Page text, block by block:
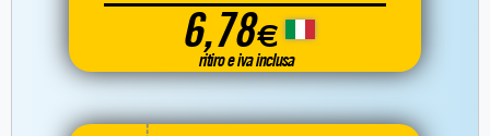
6,78€
ritiro e iva inclusa